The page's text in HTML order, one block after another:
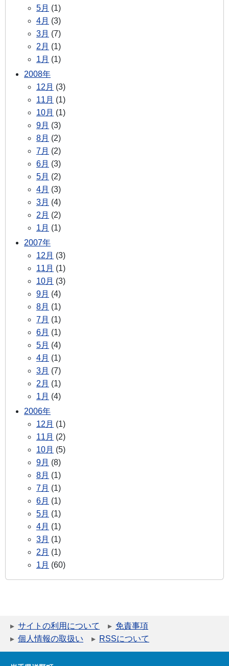
5月 (1)
4月 (3)
3月 (7)
2月 (1)
1月 (1)
2008年
12月 (3)
11月 (1)
10月 (1)
9月 (3)
8月 (2)
7月 (2)
6月 (3)
5月 (2)
4月 (3)
3月 (4)
2月 (2)
1月 (1)
2007年
12月 (3)
11月 (1)
10月 (3)
9月 (4)
8月 (1)
7月 (1)
6月 (1)
5月 (4)
4月 (1)
3月 (7)
2月 (1)
1月 (4)
2006年
12月 (1)
11月 (2)
10月 (5)
9月 (8)
8月 (1)
7月 (1)
6月 (1)
5月 (1)
4月 (1)
3月 (1)
2月 (1)
1月 (60)
サイトの利用について
免責事項
個人情報の取扱い
RSSについて